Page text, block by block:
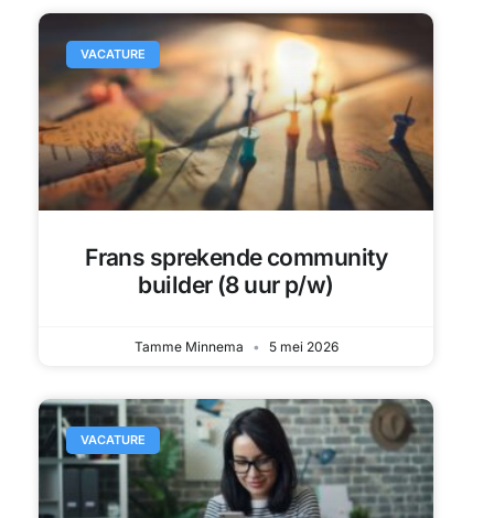
VACATURE
Frans sprekende community
builder (8 uur p/w)
Tamme Minnema 5 mei 2026
VACATURE